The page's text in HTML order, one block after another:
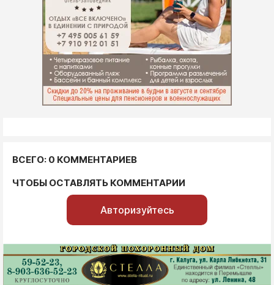
ВСЕГО: 0 КОММЕНТАРИЕВ
ЧТОБЫ ОСТАВЛЯТЬ КОММЕНТАРИИ
Авторизуйтесь